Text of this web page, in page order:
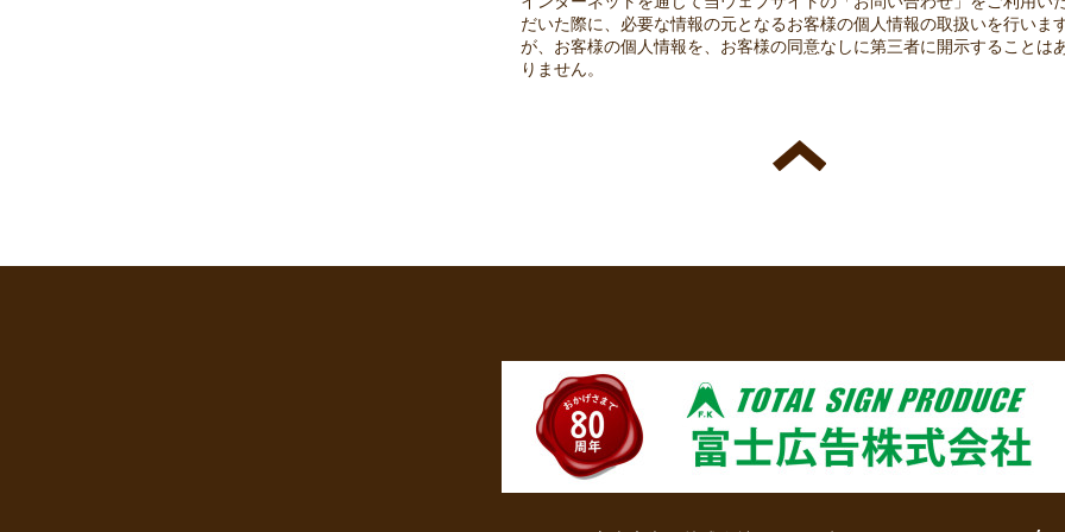
だいた際に、必要な情報の元となるお客様の個人情報の取扱いを行いま
が、お客様の個人情報を、お客様の同意なしに第三者に開示することは
りません。